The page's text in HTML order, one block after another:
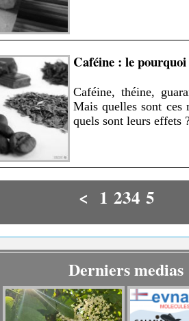
Caféine : le
Caféine, théine,
Mais quelles sont ces
quels sont leurs effets
< 1234 5
Derniers medias